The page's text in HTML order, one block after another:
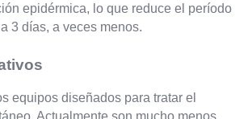
epidérmica, lo que reduce el período
3 días, a veces menos.
equipos diseñados para tratar el